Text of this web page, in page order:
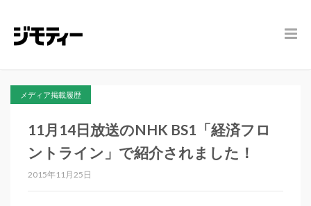
メディア掲載履歴
11月14日放送のNHK BS1「経済フロ
ントライン」で紹介されました！
2015年11月25日